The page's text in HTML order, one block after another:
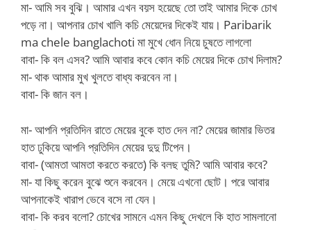
মা- আমি সব বুঝি। আমার এখন বয়স হয়েছে তো তাই আমার দিকে চোখ
পড়ে না। আপনার চোখ খালি কচি মেয়েদের দিকেই যায়। Paribarik
ma chele banglachoti মা মুখে ধোন নিয়ে চুষতে লাগলো
বাবা- কি বল এসব? আমি আবার কবে কোন কচি মেয়ের দিকে চোখ দিলাম?
মা- থাক আমার মুখ খুলতে বাধ্য করবেন না।
বাবা- কি জান বল।
মা- আপনি প্রতিদিন রাতে মেয়ের বুকে হাত দেন না? মেয়ের জামার ভিতর
হাত ঢুকিয়ে আপনি প্রতিদিন মেয়ের দুদু টিপেন।
বাবা- (আমতা আমতা করতে করতে) কি বলছ তুমি? আমি আবার কবে?
মা- যা কিছু করেন বুঝে শুনে করবেন। মেয়ে এখনো ছোট। পরে আবার
আপনাকেই খারাপ ভেবে বসে না যেন।
বাবা- কি করব বলো? চোখের সামনে এমন কিছু দেখলে কি হাত সামলানো